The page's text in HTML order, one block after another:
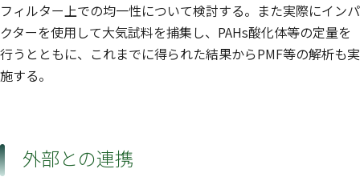
フィルター上での均一性について検討する。また実際にインパ
クターを使用して大気試料を捕集し、PAHs酸化体等の定量を
行うとともに、これまでに得られた結果からPMF等の解析も実
施する。
外部との連携